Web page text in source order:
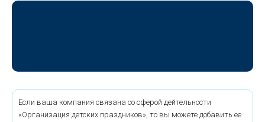
Если ваша компания связана со сферой дейтельности
«Организация детских праздников», то вы можете добавить ее